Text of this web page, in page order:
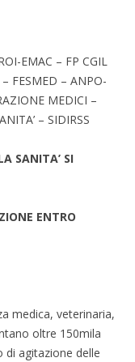
EMAC – FP CGIL
FESMED – ANPO-
MEDICI –
– SIDIRSS
SANITA’ SI
ENTRO
medica, veterinaria,
oltre 150mila
di agitazione delle